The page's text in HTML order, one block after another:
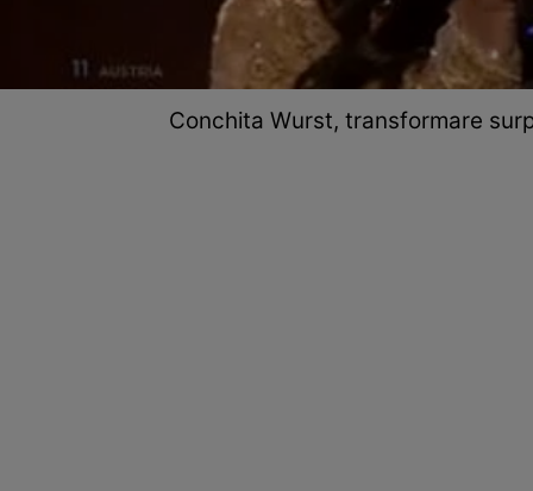
Conchita Wurst, transformare